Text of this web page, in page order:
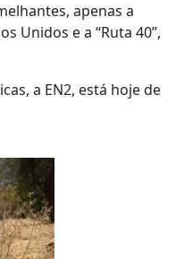
apenas a
Unidos e a “Ruta 40”,
a EN2, está hoje de